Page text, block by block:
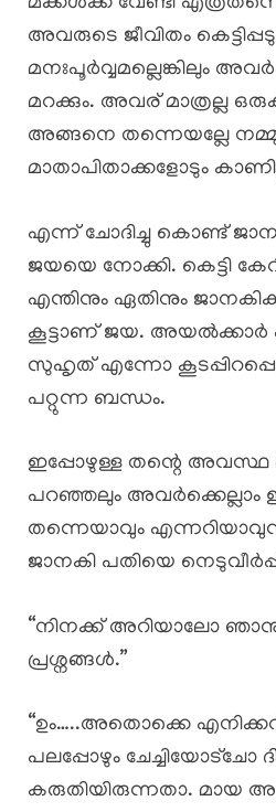
അവരുടെ ജീവിതം
മനഃപൂർവ്വമല്ലെങ്കിലും
മറക്കും. അവര് മാത്രല്ല
അങ്ങനെ തന്നെയല്ലേ
മാതാപിതാക്കളോടും
എന്ന് ചോദിച്ചു കൊണ്ട്
ജയയെ നോക്കി. കെട്ടി
എന്തിനും ഏതിനും
കൂട്ടാണ് ജയ. അയൽക്കാർ
സുഹൃത് എന്നോ
പറ്റുന്ന ബന്ധം.
ഇപ്പോഴുള്ള തന്റെ അവസ്ഥ
പറഞ്ഞലും അവർക്കെല്ലാം
തന്നെയാവും
ജാനകി പതിയെ
“നിനക്ക് അറിയാലോ
പ്രശ്നങ്ങൾ.”
“ഉം…..അതൊക്കെ
പലപ്പോഴും ചേച്ചിയോട്ചോ
കരുതിയിരുന്നതാ. മായ